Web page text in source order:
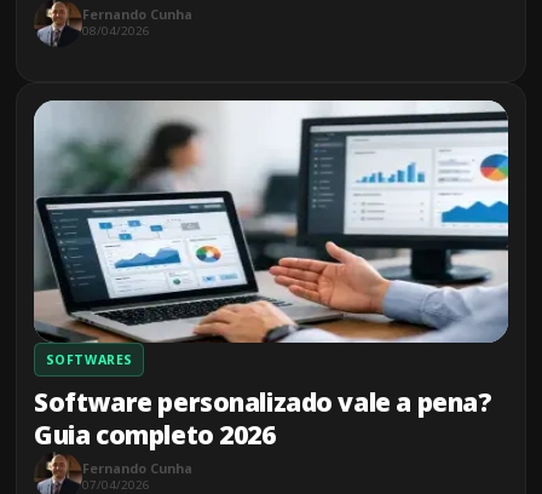
Fernando Cunha
08/04/2026
SOFTWARES
Software personalizado vale a pena?
Guia completo 2026
Fernando Cunha
07/04/2026